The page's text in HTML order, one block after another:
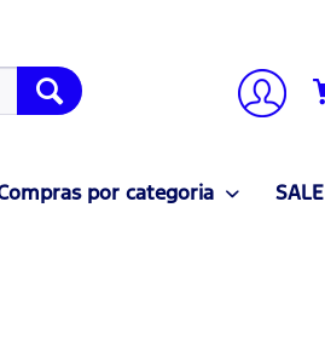
por categoria SALE